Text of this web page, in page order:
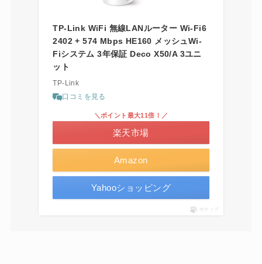
TP-Link WiFi 無線LANルーター Wi-Fi6
2402 + 574 Mbps HE160 メッシュWi-
Fiシステム 3年保証 Deco X50/A 3ユニ
ット
TP-Link
口コミを見る
Amazon
＼ポイント最大11倍！／
楽天市場
Yahooショッピング
ポチップ